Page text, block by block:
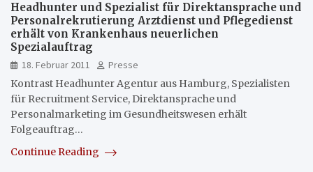
Headhunter und Spezialist für Direktansprache und
Personalrekrutierung Arztdienst und Pflegedienst
erhält von Krankenhaus neuerlichen
Spezialauftrag
18. Februar 2011
Presse
Kontrast Headhunter Agentur aus Hamburg, Spezialisten
für Recruitment Service, Direktansprache und
Personalmarketing im Gesundheitswesen erhält
Folgeauftrag…
Continue Reading